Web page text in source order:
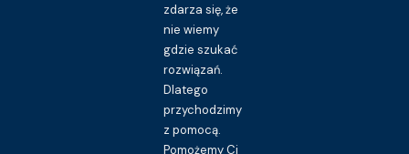
zdarza się, że
nie wiemy
gdzie szukać
rozwiązań.
Dlatego
przychodzimy
z pomocą.
Pomożemy Ci